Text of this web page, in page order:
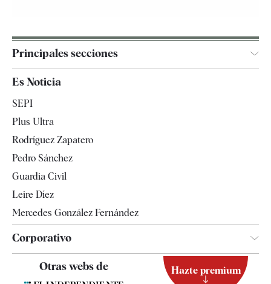
Principales secciones
España
Televisión
Es Noticia
SEPI
Plus Ultra
Rodríguez Zapatero
Pedro Sánchez
Guardia Civil
Leire Díez
Mercedes González Fernández
Corporativo
Contacto
Otras webs de Hazte premium